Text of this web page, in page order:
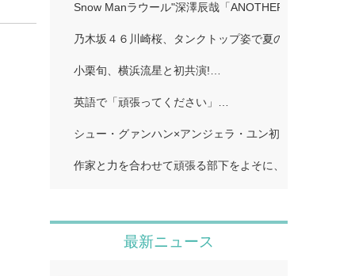
Snow Manラウール"深澤辰哉「ANOTHER SKY」…
乃木坂４６川崎桜、タンクトップ姿で夏のワンシーン
小栗旬、横浜流星と初共演!…
英語で「頑張ってください」…
シュー・グァンハン×アンジェラ・ユン初共演…
作家と力を合わせて頑張る部下をよそに、上司は陰で
最新ニュース